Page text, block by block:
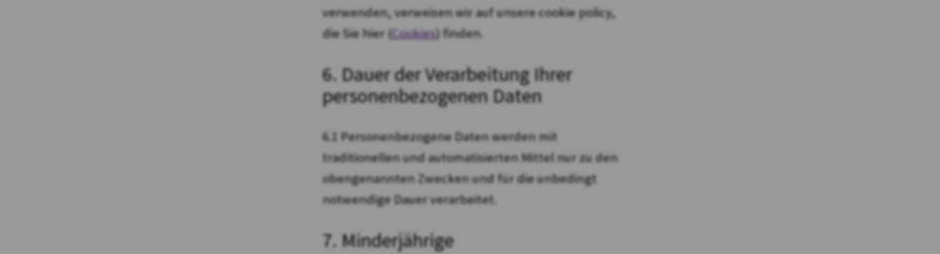
verwenden, verweisen wir auf unsere cookie policy,
die Sie hier (Cookies) finden.
6. Dauer der Verarbeitung Ihrer
personenbezogenen Daten
6.1 Personenbezogene Daten werden mit
traditionellen und automatisierten Mittel nur zu den
obengenannten Zwecken und für die unbedingt
notwendige Dauer verarbeitet.
7. Minderjährige